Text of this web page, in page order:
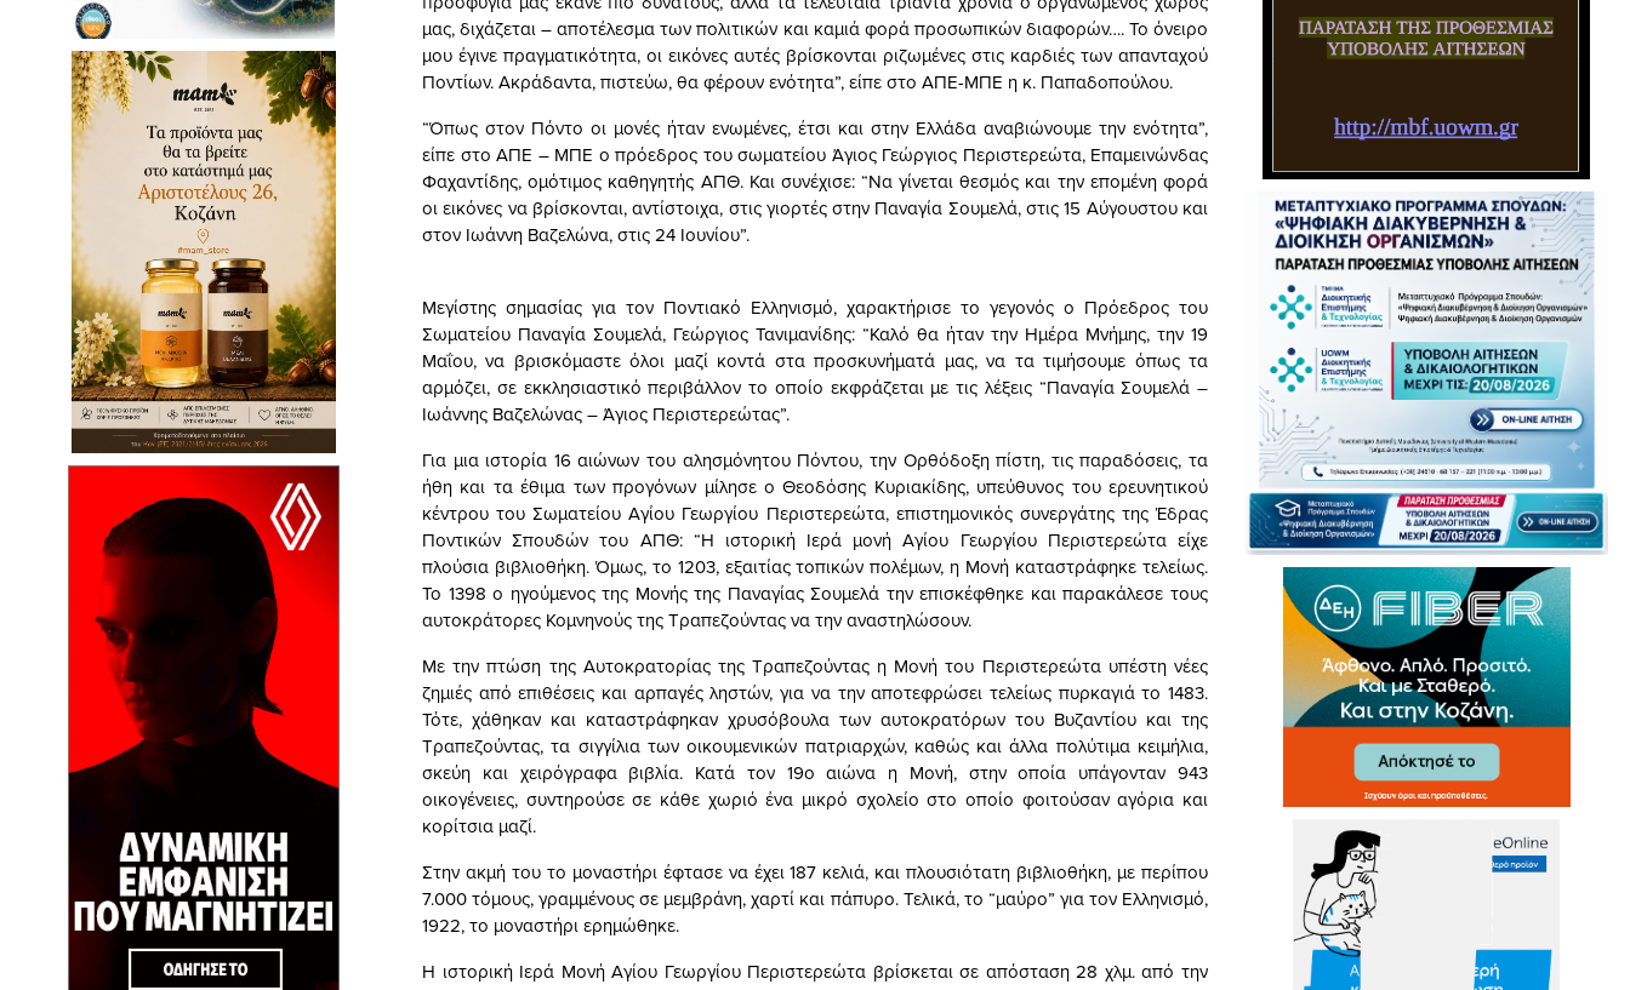
μας, διχάζεται – αποτέλεσμα των πολιτικών και καμιά φορά προσωπικών διαφορών…. Το όνειρο
μου έγινε πραγματικότητα, οι εικόνες αυτές βρίσκονται ριζωμένες στις καρδιές των απανταχού
Ποντίων. Ακράδαντα, πιστεύω, θα φέρουν ενότητα”, είπε στο ΑΠΕ-ΜΠΕ η κ. Παπαδοπούλου.
“Όπως στον Πόντο οι μονές ήταν ενωμένες, έτσι και στην Ελλάδα αναβιώνουμε την ενότητα”,
είπε στο ΑΠΕ – ΜΠΕ ο πρόεδρος του σωματείου Άγιος Γεώργιος Περιστερεώτα, Επαμεινώνδας
Φαχαντίδης, ομότιμος καθηγητής ΑΠΘ. Και συνέχισε: “Να γίνεται θεσμός και την επομένη φορά
οι εικόνες να βρίσκονται, αντίστοιχα, στις γιορτές στην Παναγία Σουμελά, στις 15 Αύγουστου και
στον Ιωάννη Βαζελώνα, στις 24 Ιουνίου”.
Μεγίστης σημασίας για τον Ποντιακό Ελληνισμό, χαρακτήρισε το γεγονός ο Πρόεδρος του
Σωματείου Παναγία Σουμελά, Γεώργιος Τανιμανίδης: “Καλό θα ήταν την Ημέρα Μνήμης, την 19
Μαΐου, να βρισκόμαστε όλοι μαζί κοντά στα προσκυνήματά μας, να τα τιμήσουμε όπως τα
αρμόζει, σε εκκλησιαστικό περιβάλλον το οποίο εκφράζεται με τις λέξεις “Παναγία Σουμελά –
Ιωάννης Βαζελώνας – Άγιος Περιστερεώτας”.
Για μια ιστορία 16 αιώνων του αλησμόνητου Πόντου, την Ορθόδοξη πίστη, τις παραδόσεις, τα
ήθη και τα έθιμα των προγόνων μίλησε ο Θεοδόσης Κυριακίδης, υπεύθυνος του ερευνητικού
κέντρου του Σωματείου Αγίου Γεωργίου Περιστερεώτα, επιστημονικός συνεργάτης της Έδρας
Ποντικών Σπουδών του ΑΠΘ: “Η ιστορική Ιερά μονή Αγίου Γεωργίου Περιστερεώτα είχε
πλούσια βιβλιοθήκη. Όμως, το 1203, εξαιτίας τοπικών πολέμων, η Μονή καταστράφηκε τελείως.
Το 1398 ο ηγούμενος της Μονής της Παναγίας Σουμελά την επισκέφθηκε και παρακάλεσε τους
αυτοκράτορες Κομνηνούς της Τραπεζούντας να την αναστηλώσουν.
Με την πτώση της Αυτοκρατορίας της Τραπεζούντας η Μονή του Περιστερεώτα υπέστη νέες
ζημιές από επιθέσεις και αρπαγές ληστών, για να την αποτεφρώσει τελείως πυρκαγιά το 1483.
Τότε, χάθηκαν και καταστράφηκαν χρυσόβουλα των αυτοκρατόρων του Βυζαντίου και της
Τραπεζούντας, τα σιγγίλια των οικουμενικών πατριαρχών, καθώς και άλλα πολύτιμα κειμήλια,
σκεύη και χειρόγραφα βιβλία. Κατά τον 19ο αιώνα η Μονή, στην οποία υπάγονταν 943
οικογένειες, συντηρούσε σε κάθε χωριό ένα μικρό σχολείο στο οποίο φοιτούσαν αγόρια και
κορίτσια μαζί.
Στην ακμή του το μοναστήρι έφτασε να έχει 187 κελιά, και πλουσιότατη βιβλιοθήκη, με περίπου
7.000 τόμους, γραμμένους σε μεμβράνη, χαρτί και πάπυρο. Τελικά, το “μαύρο” για τον Ελληνισμό,
1922, το μοναστήρι ερημώθηκε.
Η ιστορική Ιερά Μονή Αγίου Γεωργίου Περιστερεώτα βρίσκεται σε απόσταση 28 χλμ. από την